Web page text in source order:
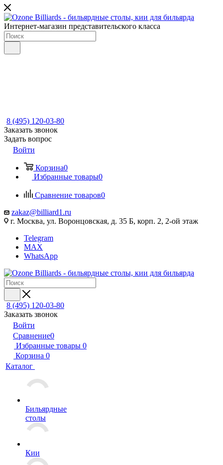
Интернет-магазин представительского класса
8 (495) 120-03-80
Заказать звонок
Задать вопрос
Войти
Корзина0
Избранные товары0
Сравнение товаров0
zakaz@billiard1.ru
г. Москва, ул. Воронцовская, д. 35 Б, корп. 2, 2-ой этаж
Telegram
MAX
WhatsApp
8 (495) 120-03-80
Заказать звонок
Войти
Сравнение0
Избранные товары 0
Корзина 0
Каталог
Бильярдные
столы
Кии